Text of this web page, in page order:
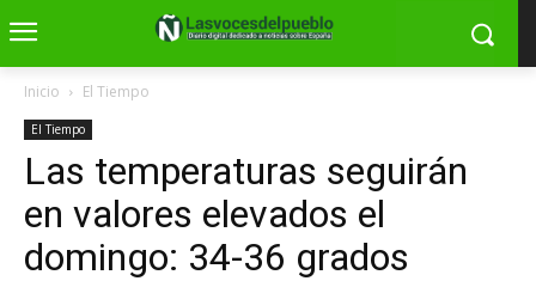
Inicio El Tiempo
El Tiempo
Las temperaturas seguirán
en valores elevados el
domingo: 34-36 grados